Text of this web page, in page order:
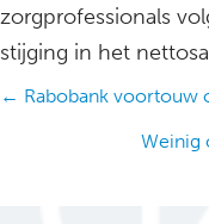
zorgprofessionals
stijging in het
Posts
← Rabobank voortouw
Weinig